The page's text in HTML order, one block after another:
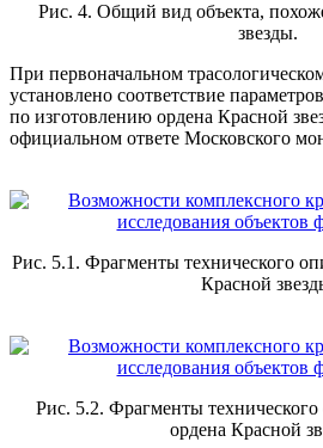
Рис. 4. Общий вид объекта,
звезды.
При первоначальном
установлено соответствие
по изготовлению ордена Красной
официальном ответе Московского
Рис. 5.1. Фрагменты технического
Красной
Рис. 5.2. Фрагменты
ордена Красной